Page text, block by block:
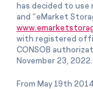
has decided to use
and “eMarket
with registered
CONSOB
November 23, 2022.
From May 19th